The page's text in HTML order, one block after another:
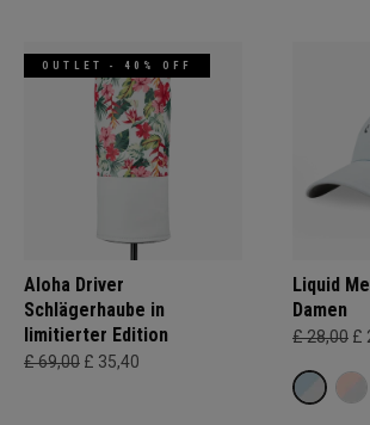
OUTLET - 40% OFF
Aloha Driver
Schlägerhaube in
limitierter Edition
£ 69,00 £ 35,40
Liquid
Damen
£ 28,00 £